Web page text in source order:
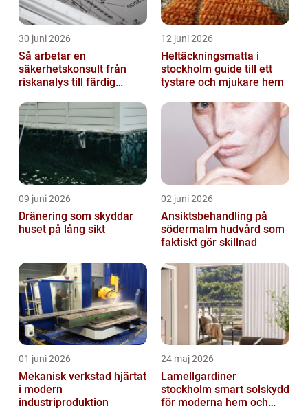
30 juni 2026
Så arbetar en
säkerhetskonsult från
riskanalys till färdig
12 juni 2026
Heltäckningsmatta i
stockholm guide till ett
tystare och mjukare hem
09 juni 2026
Dränering som skyddar
huset på lång sikt
02 juni 2026
Ansiktsbehandling på
södermalm hudvård som
faktiskt gör skillnad
01 juni 2026
Mekanisk verkstad hjärtat
i modern
industriproduktion
24 maj 2026
Lamellgardiner
stockholm smart solskydd
för moderna hem och